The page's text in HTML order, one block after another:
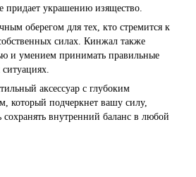
придает украшению изящество.
оберегом для тех, кто стремится к
силах. Кинжал также
и умением принимать правильные
аксессуар с глубоким
который подчеркнет вашу силу,
внутренний баланс в любой